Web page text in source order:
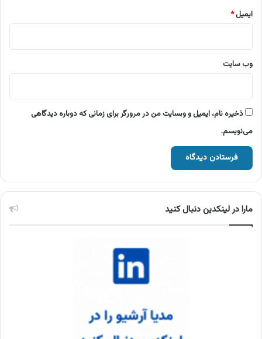
ایمیل*
وب‌ سایت
ذخیره نام، ایمیل و وبسایت من در مرورگر برای زمانی که دوباره دیدگاهی
می‌نویسم.
مارا در لینکدین دنبال کنید